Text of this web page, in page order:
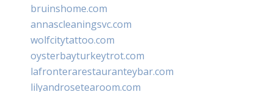
bruinshome.com
annascleaningsvc.com
wolfcitytattoo.com
oysterbayturkeytrot.com
lafronterarestauranteybar.com
lilyandrosetearoom.com